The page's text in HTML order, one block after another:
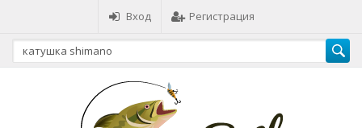
Вход Регистрация